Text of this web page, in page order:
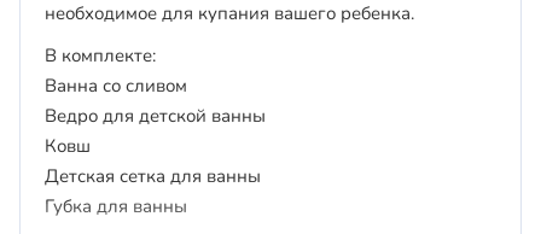
необходимое для купания вашего ребенка.
В комплекте:
Ванна со сливом
Ведро для детской ванны
Ковш
Детская сетка для ванны
Губка для ванны